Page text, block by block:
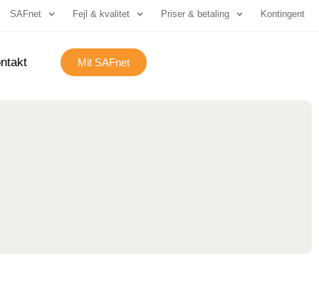
SAFnet Fejl & kvalitet Priser & betaling Kontingent
Mit SAFnet